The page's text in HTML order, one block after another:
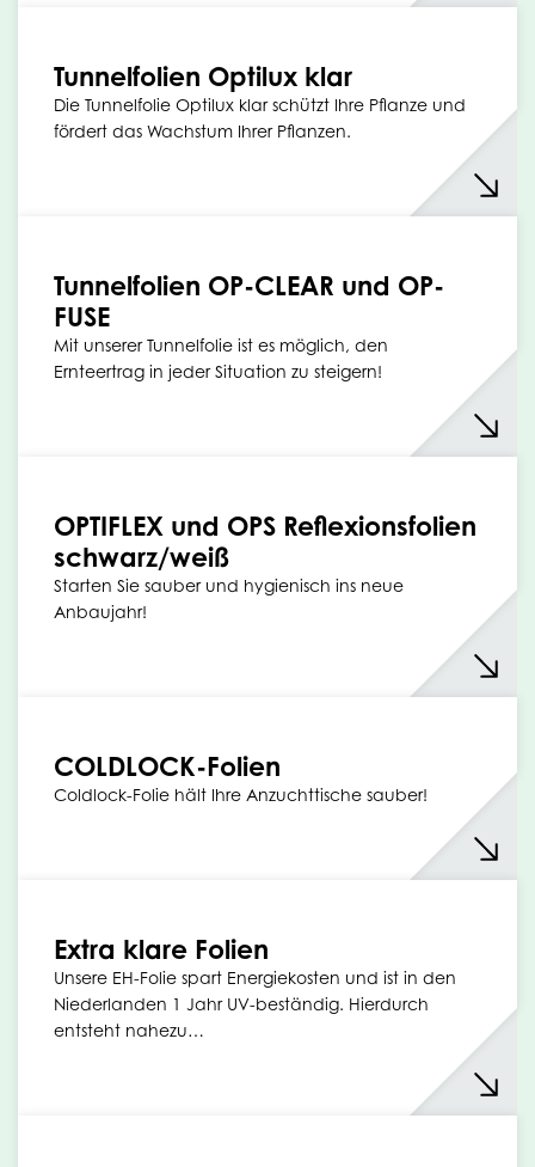
Tunnelfolien Optilux klar
Die Tunnelfolie Optilux klar schützt Ihre Pflanze und
fördert das Wachstum Ihrer Pflanzen.
Tunnelfolien OP-CLEAR und OP-
FUSE
Mit unserer Tunnelfolie ist es möglich, den
Ernteertrag in jeder Situation zu steigern!
OPTIFLEX und OPS Reflexionsfolien
schwarz/weiß
Starten Sie sauber und hygienisch ins neue
Anbaujahr!
COLDLOCK-Folien
Coldlock-Folie hält Ihre Anzuchttische sauber!
Extra klare Folien
Unsere EH-Folie spart Energiekosten und ist in den
Niederlanden 1 Jahr UV-beständig. Hierdurch
entsteht nahezu…